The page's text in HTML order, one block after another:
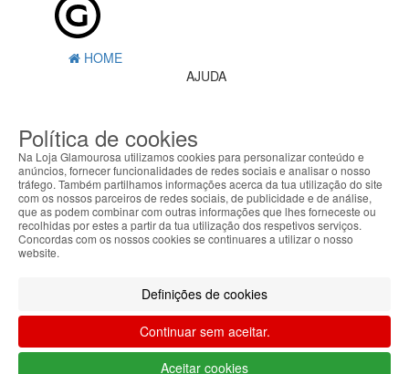
HOME
AJUDA
0 CARRINHO
EU
Filtrar por
Limpar filtros
Filtrar
Política de cookies
Na Loja Glamourosa utilizamos cookies para personalizar conteúdo e
anúncios, fornecer funcionalidades de redes sociais e analisar o nosso
tráfego. Também partilhamos informações acerca da tua utilização do site
com os nossos parceiros de redes sociais, de publicidade e de análise,
que as podem combinar com outras informações que lhes forneceste ou
recolhidas por estes a partir da tua utilização dos respetivos serviços.
Concordas com os nossos cookies se continuares a utilizar o nosso
website.
Definições de cookies
Continuar sem aceitar.
Aceitar cookies